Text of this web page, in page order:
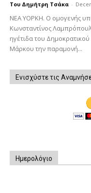
Του Δημήτρη Τσάκα -
ΝΕΑ ΥΟΡΚΗ. Ο ομογενής
Κωνσταντίνος
ηγέτιδα του
Μάρκου την παραμονή...
Ενισχύστε τις
Ημερολόγιο